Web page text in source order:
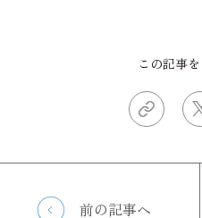
この記事
前の記事へ